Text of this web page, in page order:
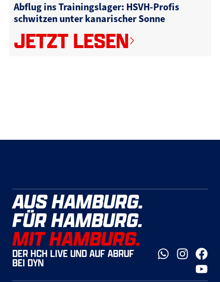
Abflug ins Trainingslager: HSVH-Profis
schwitzen unter kanarischer Sonne
JETZT LESEN
AUS HAMBURG.
FÜR HAMBURG.
MIT HAMBURG.
DER HCH LIVE UND AUF ABRUF
BEI DYN